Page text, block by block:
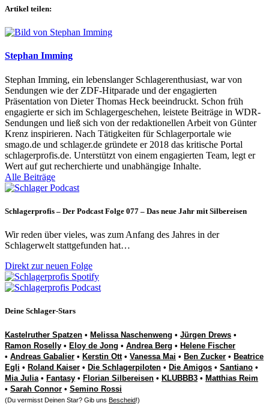
Artikel teilen:
Stephan Imming
Stephan Imming, ein lebenslanger Schlagerenthusiast, war von
Sendungen wie der ZDF-Hitparade und der engagierten
Präsentation von Dieter Thomas Heck beeindruckt. Schon früh
engagierte er sich im Schlagergeschehen, leistete Beiträge in WDR-
Sendungen und ließ sich von der redaktionellen Arbeit von Günter
Krenz inspirieren. Nach Tätigkeiten für Schlagerportale wie
smago.de und schlager.de gründete er 2018 das kritische Portal
schlagerprofis.de. Unterstützt von einem engagierten Team, legt er
Wert auf gut recherchierte und unabhängige Inhalte.
Alle Beiträge
Schlagerprofis – Der Podcast Folge 077 – Das neue Jahr mit Silbereisen
Wir reden über vieles, was zum Anfang des Jahres in der
Schlagerwelt stattgefunden hat…
Direkt zur neuen Folge
Deine Schlager-Stars
Kastelruther Spatzen • Melissa Naschenweng • Jürgen Drews •
Ramon Roselly • Eloy de Jong • Andrea Berg • Helene Fischer
• Andreas Gabalier • Kerstin Ott• Vanessa Mai • Ben Zucker • Beatrice
Egli • Roland Kaiser • Die Schlagerpiloten • Die Amigos • Santiano •
Mia Julia• Fantasy • Florian Silbereisen • KLUBBB3 • Matthias Reim
• Sarah Connor • Semino Rossi
(Du vermisst Deinen Star? Gib uns Bescheid!)